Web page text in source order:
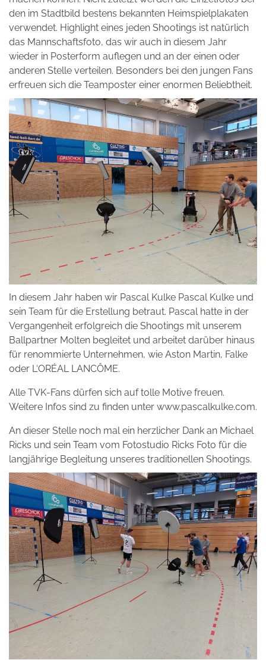
den im Stadtbild bestens bekannten Heimspielplakaten
verwendet. Highlight eines jeden Shootings ist natürlich
das Mannschaftsfoto, das wir auch in diesem Jahr
wieder in Posterform auflegen und an der einen oder
anderen Stelle verteilen. Besonders bei den jungen Fans
erfreuen sich die Teamposter einer enormen Beliebtheit.
In diesem Jahr haben wir Pascal Kulke Pascal Kulke und
sein Team für die Erstellung betraut. Pascal hatte in der
Vergangenheit erfolgreich die Shootings mit unserem
Ballpartner Molten begleitet und arbeitet darüber hinaus
für renommierte Unternehmen, wie Aston Martin, Falke
oder L‘ORÉAL LANCÔME.
Alle TVK-Fans dürfen sich auf tolle Motive freuen.
Weitere Infos sind zu finden unter www.pascalkulke.com.
An dieser Stelle noch mal ein herzlicher Dank an Michael
Ricks und sein Team vom Fotostudio Ricks Foto für die
langjährige Begleitung unseres traditionellen Shootings.